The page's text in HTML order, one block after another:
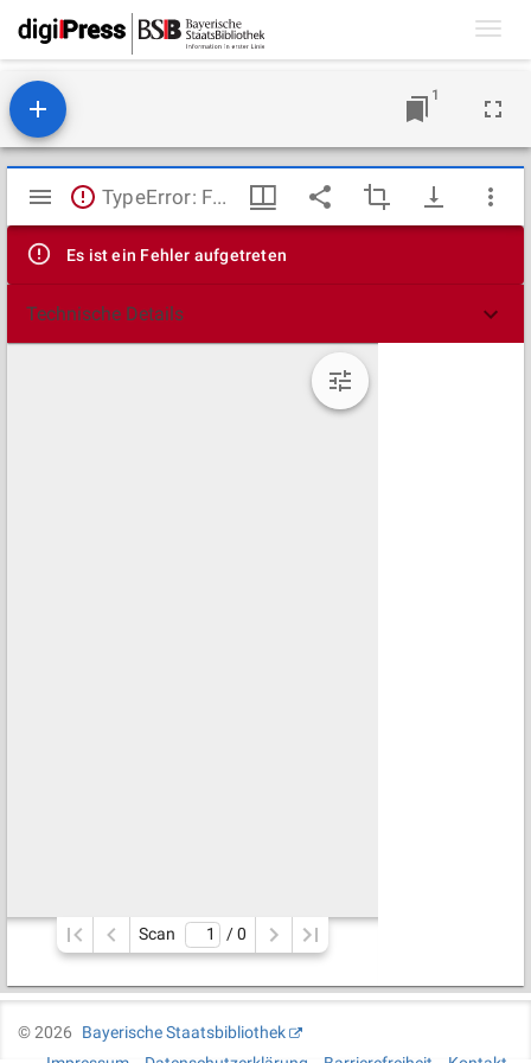
1
Mirador
Viewer
TypeError: Failed to fetch
Es ist ein Fehler aufgetreten
Technische Details
Scan / 0
©2026
Bayerische Staatsbibliothek